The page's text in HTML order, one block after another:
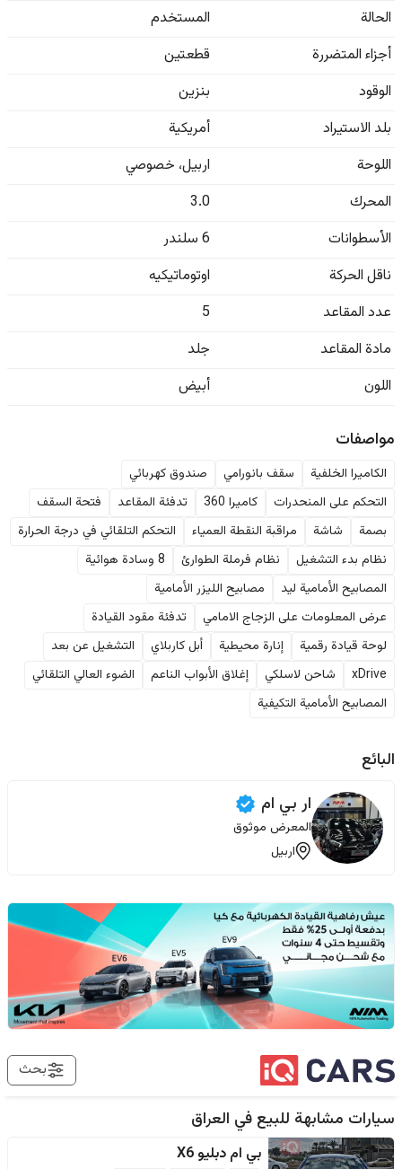
الحالة
المستخدم
أجزاء المتضررة
قطعتين
الوقود
بنزين
بلد الاستيراد
أمريكية
اللوحة
اربيل، خصوصي
المحرك
3.0
الأسطوانات
6 سلندر
ناقل الحركة
اوتوماتيكيه
عدد المقاعد
5
مادة المقاعد
جلد
اللون
أبيض
مواصفات
الكاميرا الخلفية سقف بانورامي
صندوق كهربائي
التحكم على المنحدرات
كاميرا 360 تدفئة المقاعد
فتحة السقف
بصمة
شاشة مراقبة النقطة العمياء
التحكم التلقائي في درجة الحرارة
نظام بدء التشغيل
نظام فرملة الطوارئ
8 وسادة هوائية
المصابيح الأمامية ليد
مصابيح الليزر الأمامية
عرض المعلومات على الزجاج الامامي
تدفئة مقود القيادة
لوحة قيادة رقمية
إنارة محيطية أبل كاربلاي
التشغيل عن بعد
xDrive
شاحن لاسلكي إغلاق الأبواب الناعم
الضوء العالي التلقائي
المصابيح الأمامية التكيفية
البائع
ار بي ام
المعرض موثوق
اربيل
بحث
سيارات مشابهة للبيع في العراق
بي ام دبليو X6